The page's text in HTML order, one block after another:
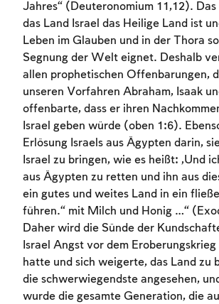
Jahres“ (Deuteronomium 11,12).
das Land Israel das Heilige Land ist
Leben im Glauben und in der Thora
Segnung der Welt eignet. Deshalb
allen prophetischen Offenbarungen,
unseren Vorfahren Abraham, Isaak
offenbarte, dass er ihren
Israel geben würde (oben 1:6).
Erlösung Israels aus Ägypten darin,
Israel zu bringen, wie es heißt: „Und
aus Ägypten zu retten und ihn aus
ein gutes und weites Land in ein
führen.“ mit Milch und Honig …“
Daher wird die Sünde der
Israel Angst vor dem Eroberungskrieg
hatte und sich weigerte, das Land zu
die schwerwiegendste angesehen,
wurde die gesamte Generation, die